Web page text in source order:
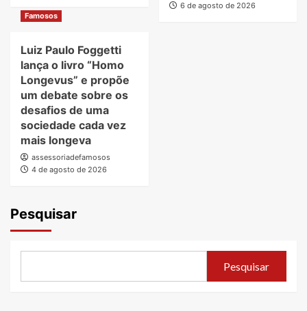
6 de agosto de 2026
Famosos
Luiz Paulo Foggetti
lança o livro “Homo
Longevus” e propõe
um debate sobre os
desafios de uma
sociedade cada vez
mais longeva
assessoriadefamosos
4 de agosto de 2026
Pesquisar
Pesquisar